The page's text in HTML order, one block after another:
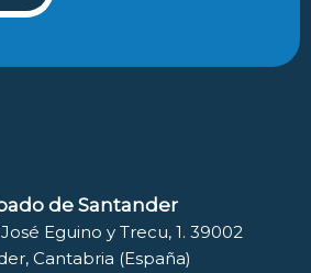
de Santander
Eguino y Trecu, 1. 39002
Cantabria (España)